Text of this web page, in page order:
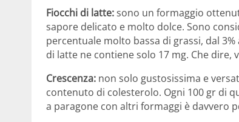
Fiocchi di latte:sono un formaggio
sapore delicato e molto dolce. Sono
percentuale molto bassa di grassi, dal
di latte ne contiene solo 17 mg. Che dire,
Crescenza: non solo gustosissima e
contenuto di colesterolo. Ogni 100 gr di
a paragone con altri formaggi è davvero